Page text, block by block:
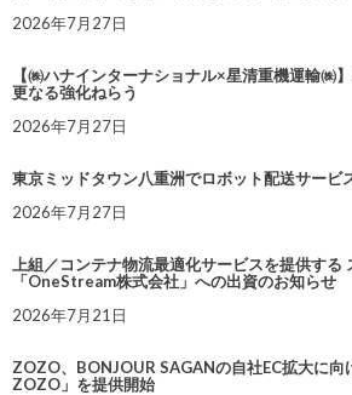
2026年7月27日
【㈱ハナインターナショナル×星清重機運輸㈱
更なる強化ねらう
2026年7月27日
東京ミッドタウン八重洲でロボット配送サービ
2026年7月27日
上組／コンテナ物流最適化サービスを提供する
「OneStream株式会社」への出資のお知らせ
2026年7月21日
ZOZO、BONJOUR SAGANの自社EC拡大に
ZOZO」を提供開始